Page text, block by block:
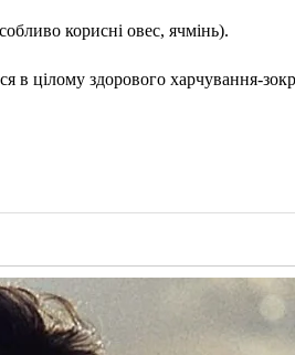
корисні овес, ячмінь).
цілому здорового харчування-